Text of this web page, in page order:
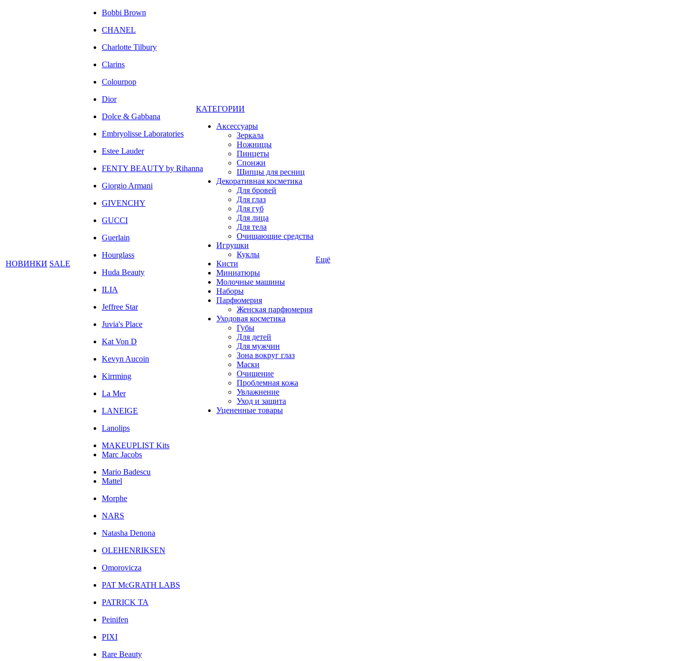
НОВИНКИ SALE
Bobbi Brown
CHANEL
Charlotte Tilbury
Clarins
Colourpop
Dior
Dolce & Gabbana
Embryolisse Laboratories
Estee Lauder
FENTY BEAUTY by Rihanna
Giorgio Armani
GIVENCHY
GUCCI
Guerlain
Hourglass
Huda Beauty
ILIA
Jeffree Star
Juvia's Place
Kat Von D
Kevyn Aucoin
Kirrming
La Mer
LANEIGE
Lanolips
MAKEUPLIST Kits
Marc Jacobs
Mario Badescu
Mattel
Morphe
NARS
Natasha Denona
OLEHENRIKSEN
Omorovicza
PAT McGRATH LABS
PATRICK TA
Peinifen
PIXI
Rare Beauty
КАТЕГОРИИ
Аксессуары
Зеркала
Ножницы
Пинцеты
Спонжи
Щипцы для ресниц
Декоративная косметика
Для бровей
Для глаз
Для губ
Для лица
Для тела
Очищающие средства
Игрушки
Куклы
Кисти
Миниатюры
Молочные машины
Наборы
Парфюмерия
Женская парфюмерия
Уходовая косметика
Губы
Для детей
Для мужчин
Зона вокруг глаз
Маски
Очищение
Проблемная кожа
Увлажнение
Уход и защита
Уцененные товары
Ещё